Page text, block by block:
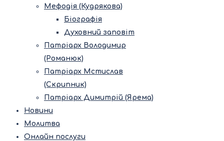
Мефодія (Кудрякова)
Біографія
Духовний заповіт
Патріарх Володимир
(Романюк)
Патріарх Мстислав
(Скрипник)
Патріарх Димитрій (Ярема)
Новини
Молитва
Онлайн послуги